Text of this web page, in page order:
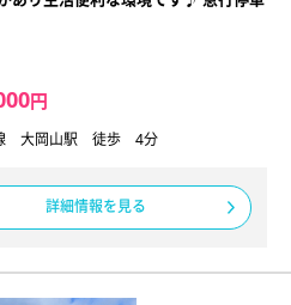
円
線 大岡山駅 徒歩 4分
詳細情報を見る